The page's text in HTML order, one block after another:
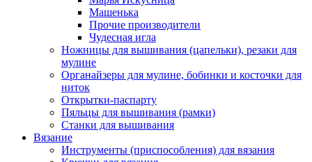
Машенька
Прочие производители
Чудесная игла
Ножницы для вышивания (цапельки), резаки для
мулине
Органайзеры для мулине, бобинки и косточки для
ниток
Открытки-паспарту
Пяльцы для вышивания (рамки)
Станки для вышивания
Вязание
Инструменты (приспособления) для вязания